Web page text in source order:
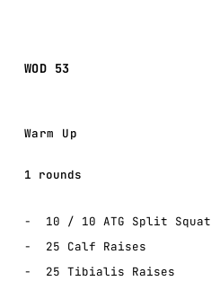
WOD 53
Warm Up
1 rounds
10 / 10 ATG Split Squat
25 Calf Raises
25 Tibialis Raises